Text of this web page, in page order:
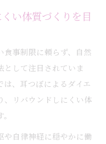
い体質づくりを目
食事制限に頼らず、自然
として注目されていま
、耳つぼによるダイエ
、リバウンドしにくい体
や自律神経に穏やかに働